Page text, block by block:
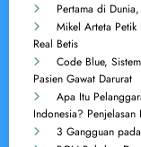
Pertama di
Mikel Arteta Petik
Real Betis
Code Blue,
Pasien Gawat Darurat
Apa Itu
Indonesia?
3 Gangguan